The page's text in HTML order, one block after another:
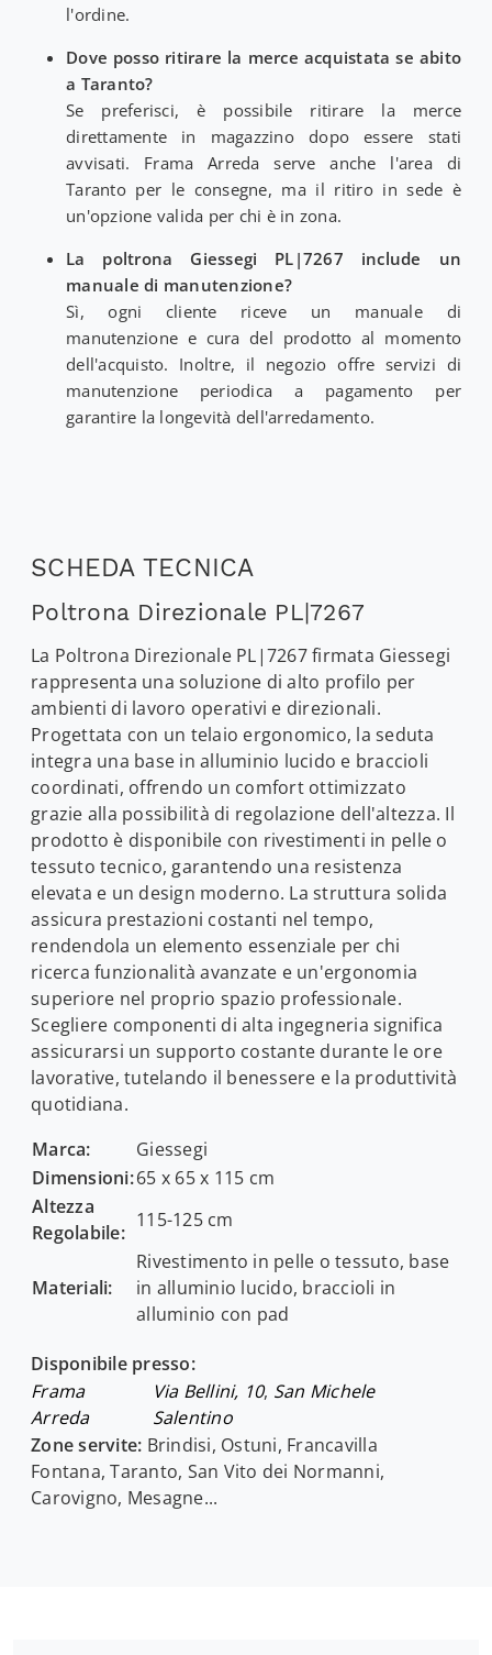
l'ordine.
Dove posso ritirare la merce acquistata se abito
a Taranto?
Se preferisci, è possibile ritirare la merce
direttamente in magazzino dopo essere stati
avvisati. Frama Arreda serve anche l'area di
Taranto per le consegne, ma il ritiro in sede è
un'opzione valida per chi è in zona.
La poltrona Giessegi PL|7267 include un
manuale di manutenzione?
Sì, ogni cliente riceve un manuale di
manutenzione e cura del prodotto al momento
dell'acquisto. Inoltre, il negozio offre servizi di
manutenzione periodica a pagamento per
garantire la longevità dell'arredamento.
SCHEDA TECNICA
Poltrona Direzionale PL|7267
La Poltrona Direzionale PL|7267 firmata Giessegi
rappresenta una soluzione di alto profilo per
ambienti di lavoro operativi e direzionali.
Progettata con un telaio ergonomico, la seduta
integra una base in alluminio lucido e braccioli
coordinati, offrendo un comfort ottimizzato
grazie alla possibilità di regolazione dell'altezza. Il
prodotto è disponibile con rivestimenti in pelle o
tessuto tecnico, garantendo una resistenza
elevata e un design moderno. La struttura solida
assicura prestazioni costanti nel tempo,
rendendola un elemento essenziale per chi
ricerca funzionalità avanzate e un'ergonomia
superiore nel proprio spazio professionale.
Scegliere componenti di alta ingegneria significa
assicurarsi un supporto costante durante le ore
lavorative, tutelando il benessere e la produttività
quotidiana.
Marca:
Giessegi
Dimensioni:65 x 65 x 115 cm
Altezza
Regolabile:
115-125 cm
Materiali:
Rivestimento in pelle o tessuto, base
in alluminio lucido, braccioli in
alluminio con pad
Disponibile presso:
Frama
Arreda
Via Bellini, 10, San Michele
Salentino
Zone servite: Brindisi, Ostuni, Francavilla
Fontana, Taranto, San Vito dei Normanni,
Carovigno, Mesagne...